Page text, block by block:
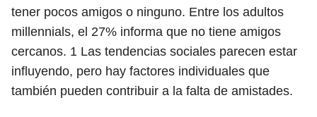
tener pocos amigos o ninguno. Entre los adultos
millennials, el 27% informa que no tiene amigos
cercanos. 1 Las tendencias sociales parecen estar
influyendo, pero hay factores individuales que
también pueden contribuir a la falta de amistades.